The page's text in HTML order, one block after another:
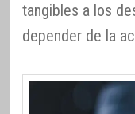
tangibles a los
depender de la